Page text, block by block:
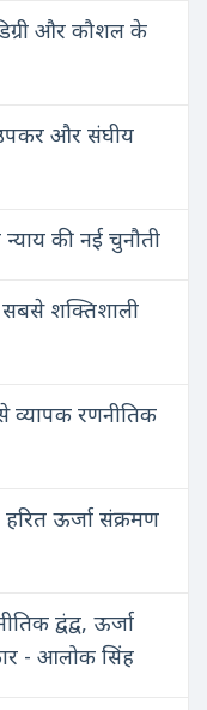
और कौशल के
और संघीय
न्याय की नई चुनौती
सबसे शक्तिशाली
व्यापक रणनीतिक
ऊर्जा संक्रमण
द्वंद्व, ऊर्जा
- आलोक सिंह